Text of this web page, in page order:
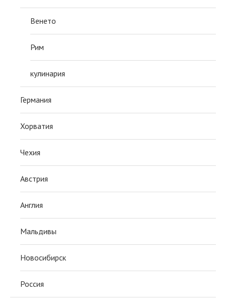
Венето
Рим
кулинария
Германия
Хорватия
Чехия
Австрия
Англия
Мальдивы
Новосибирск
Россия